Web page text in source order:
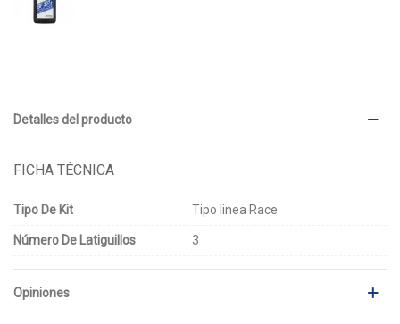
Detalles del producto
FICHA TÉCNICA
Tipo De Kit Tipo linea Race
Número De Latiguillos 3
Opiniones